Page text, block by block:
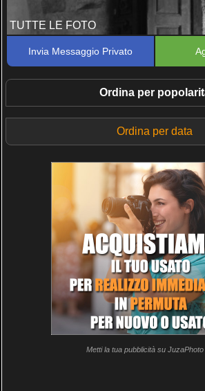
TUTTE LE FOTO
Invia Messaggio Privato
Ordina per
Ordina per data
Metti la tua pubblicità su JuzaPhoto